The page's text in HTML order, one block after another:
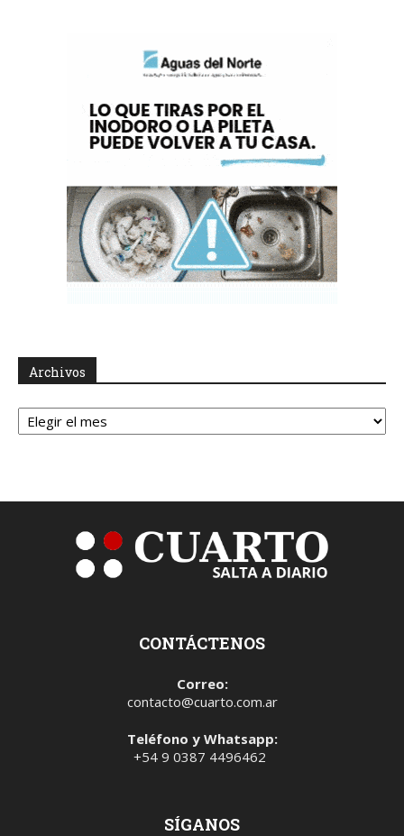
Archivos
Archivos
CONTÁCTENOS
Correo:
contacto@cuarto.com.ar
Teléfono y Whatsapp:
+54 9 0387 4496462
SÍGANOS